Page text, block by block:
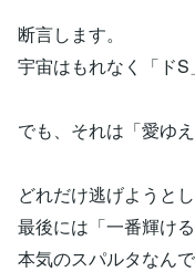
断言します。
宇宙はもれなく「ドS
でも、それは「愛ゆえ
どれだけ逃げようとし
最後には「一番輝け
本気のスパルタなんで